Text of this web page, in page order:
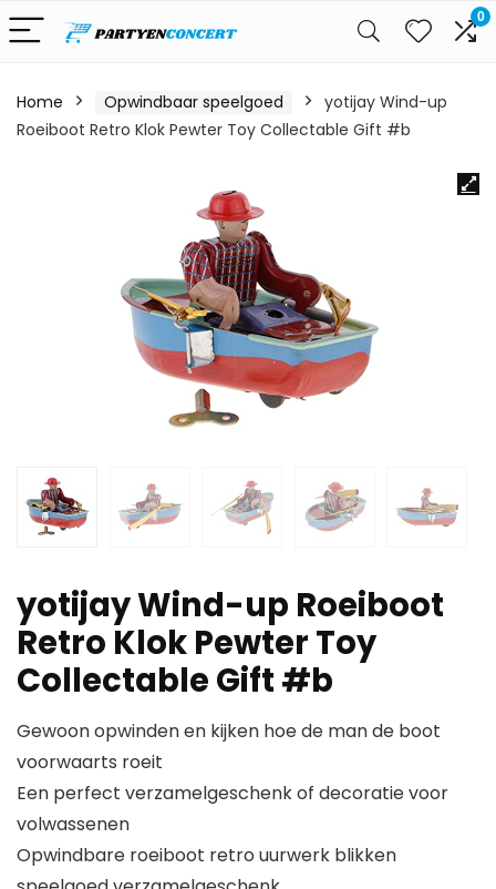
0
Home Opwindbaar speelgoed
yotijay Wind-up
Roeiboot Retro Klok Pewter Toy Collectable Gift #b
yotijay Wind-up Roeiboot
Retro Klok Pewter Toy
Collectable Gift #b
Gewoon opwinden en kijken hoe de man de boot
voorwaarts roeit
Een perfect verzamelgeschenk of decoratie voor
volwassenen
Opwindbare roeiboot retro uurwerk blikken